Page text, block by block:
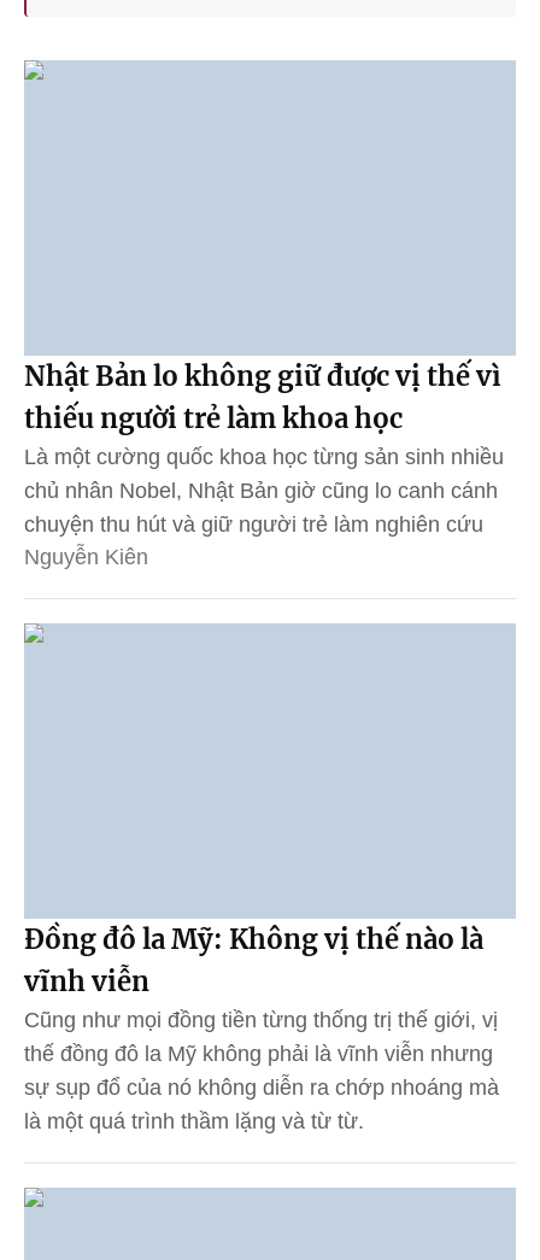
Nhật Bản lo không giữ được vị thế vì
thiếu người trẻ làm khoa học
Là một cường quốc khoa học từng sản sinh nhiều
chủ nhân Nobel, Nhật Bản giờ cũng lo canh cánh
chuyện thu hút và giữ người trẻ làm nghiên cứu
Nguyễn Kiên
Đồng đô la Mỹ: Không vị thế nào là
vĩnh viễn
Cũng như mọi đồng tiền từng thống trị thế giới, vị
thế đồng đô la Mỹ không phải là vĩnh viễn nhưng
sự sụp đổ của nó không diễn ra chớp nhoáng mà
là một quá trình thầm lặng và từ từ.